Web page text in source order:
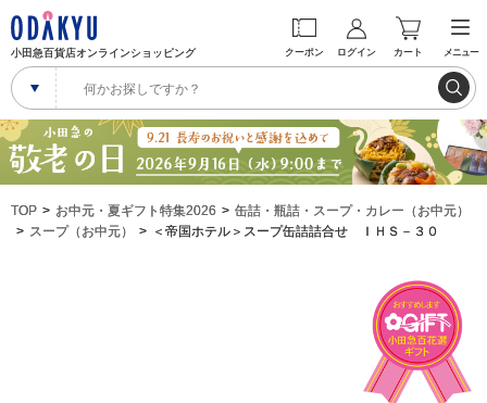
小田急百貨店オンラインショッピング クーポン ログイン カート メニュー
TOP お中元・夏ギフト特集2026
缶詰・瓶詰・スープ・カレー（お中元）
スープ（お中元）
＜帝国ホテル＞スープ缶詰詰合せ ＩＨＳ－３０